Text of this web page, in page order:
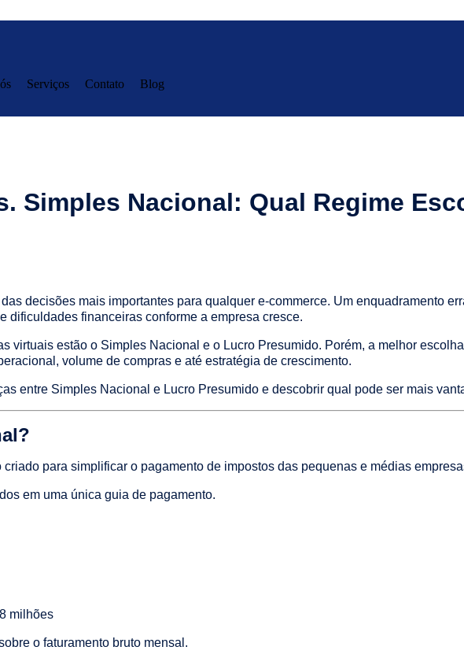
Serviços Contato
Blog
Simples Nacional: Qual Regime
decisões mais importantes para qualquer e-commerce. Um enquadramento
dificuldades financeiras conforme a empresa cresce.
virtuais estão o Simples Nacional e o Lucro Presumido. Porém, a melhor
volume de compras e até estratégia de crescimento.
entre Simples Nacional e Lucro Presumido e descobrir qual pode ser mais
para simplificar o pagamento de impostos das pequenas e médias
em uma única guia de pagamento.
milhões
o faturamento bruto mensal.